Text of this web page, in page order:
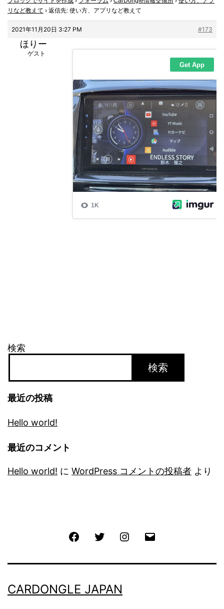
リなど教えて › 返信先: 使い方、アプリなど教えて
2021年11月20日 3:27 PM #173
ほりー
ゲスト
検索
検索
最近の投稿
Hello world!
最近のコメント
Hello world! に WordPress コメントの投稿者 より
FacebookTwitter Instagram
CARDONGLE JAPAN